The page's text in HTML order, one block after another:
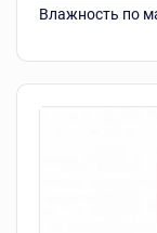
Влажность по